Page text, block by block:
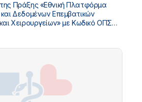
Πράξης «Εθνική Πλατφόρμα
Δεδομένων Επεμβατικών
Χειρουργείων» με Κωδικό ΟΠΣ